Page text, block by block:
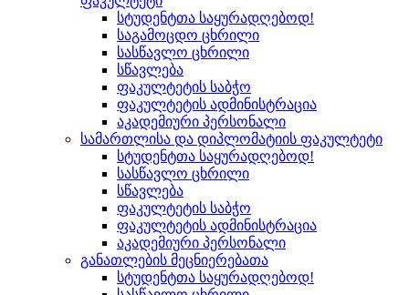
სტუდენტთა საყურადღებოდ!
საგამოცდო ცხრილი
სასწავლო ცხრილი
სწავლება
ფაკულტეტის საბჭო
ფაკულტეტის ადმინისტრაცია
აკადემიური პერსონალი
სამართლისა და დიპლომატიის ფაკულტეტი
სტუდენტთა საყურადღებოდ!
სასწავლო ცხრილი
სწავლება
ფაკულტეტის საბჭო
ფაკულტეტის ადმინისტრაცია
აკადემიური პერსონალი
განათლების მეცნიერებათა
სტუდენტთა საყურადღებოდ!